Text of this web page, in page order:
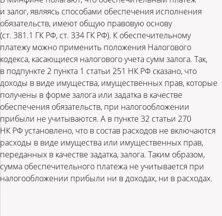
и залог, являясь способами обеспечения исполнения
обязательств, имеют общую правовую основу
(ст. 381.1 ГК РФ, ст. 334 ГК РФ). К обеспечительному
платежу можно применить положения Налогового
кодекса, касающиеся налогового учета сумм залога. Так,
в подпункте 2 пункта 1 статьи 251 НК РФ сказано, что
доходы в виде имущества, имущественных прав, которые
получены в форме залога или задатка в качестве
обеспечения обязательств, при налогообложении
прибыли не учитываются. А в пункте 32 статьи 270
НК РФ установлено, что в состав расходов не включаются
расходы в виде имущества или имущественных прав,
переданных в качестве задатка, залога. Таким образом,
сумма обеспечительного платежа не учитывается при
налогообложении прибыли ни в доходах, ни в расходах.